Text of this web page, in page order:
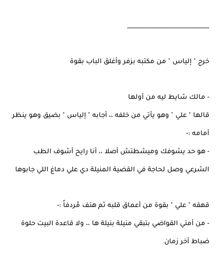
____________________________
خرج " إلياس " من مكتبه بزفر وأغلق الباب بقوة
- مالك شايط ليه من أولها
قالها " علي " وهو يأتي من خلفه ،، أجابه " إلياس " بضيق وهو ينظر
أمامه :-
- هو حد يشوفك وميشطتش أصلا ،، أنا رايح أشوف الطب
الشرعي وصل لحاجة في القضية المنيلة دي علي دماغ اللي جابوها
قهقه " علي " بقوة من أعماق قلبه ثم هتف مُردفاً :-
- من أمتي القواضي بتبقي منيلة بنيلة ها ،، ولا قاعدة البيت حلوة
ضباط أخر زمان